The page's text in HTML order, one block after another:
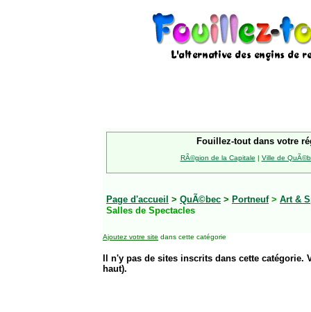
Fouillez-tout dans votre
RÃ©gion de la Capitale | Ville de
Page d'accueil > QuÃ©bec > Portneuf > Art &
Salles de Spectacles
Ajoutez votre site dans cette catégorie
Il n'y pas de sites inscrits dans cette
haut).